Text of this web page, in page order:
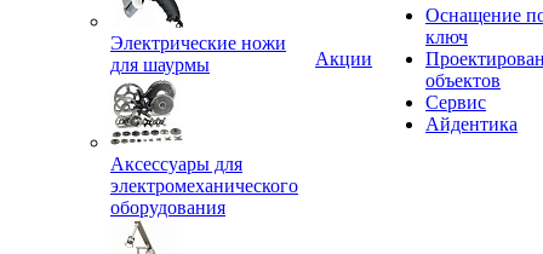
Электрические ножи
для шаурмы
Аксессуары для
электромеханического
оборудования
Акции
Оснащение
ключ
объектов
Сервис
Айдентика